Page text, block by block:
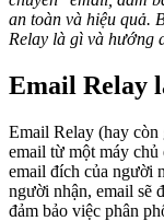
an toàn và hiệu quả.
Relay là gì và hướng
Email Relay
Email Relay (hay
email từ một máy chủ
email đích của người
người nhận, email sẽ
đảm bảo việc phân